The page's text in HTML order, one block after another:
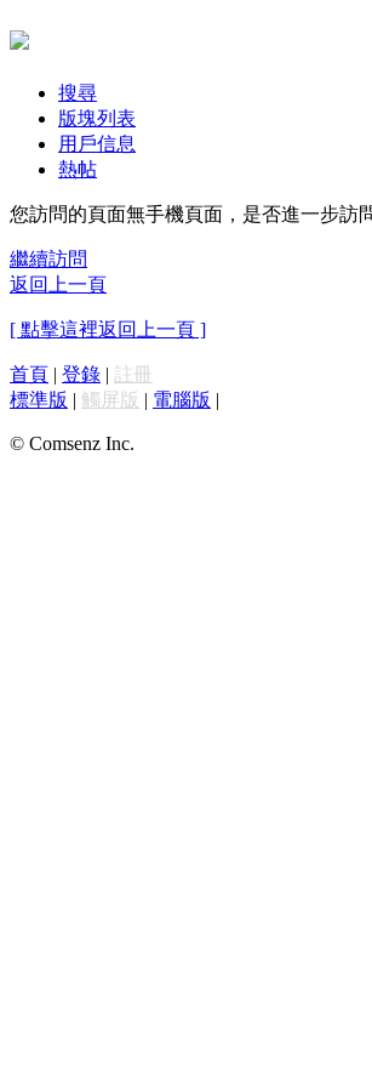
搜尋
版塊列表
用戶信息
熱帖
您訪問的頁面無手機頁面，是否進一步訪
繼續訪問
返回上一頁
[ 點擊這裡返回上一頁 ]
首頁 | 登錄 | 註冊
標準版 | 觸屏版 | 電腦版 |
© Comsenz Inc.